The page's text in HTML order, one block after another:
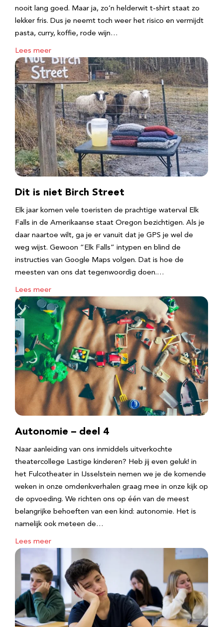
nooit lang goed. Maar ja, zo’n helderwit t-shirt staat zo
lekker fris. Dus je neemt toch weer het risico en vermijdt
pasta, curry, koffie, rode wijn…
Lees meer
Dit is niet Birch Street
Elk jaar komen vele toeristen de prachtige waterval Elk
Falls in de Amerikaanse staat Oregon bezichtigen. Als je
daar naartoe wilt, ga je er vanuit dat je GPS je wel de
weg wijst. Gewoon “Elk Falls” intypen en blind de
instructies van Google Maps volgen. Dat is hoe de
meesten van ons dat tegenwoordig doen.…
Lees meer
Autonomie – deel 4
Naar aanleiding van ons inmiddels uitverkochte
theatercollege Lastige kinderen? Heb jij even geluk! in
het Fulcotheater in IJsselstein nemen we je de komende
weken in onze omdenkverhalen graag mee in onze kijk op
de opvoeding. We richten ons op één van de meest
belangrijke behoeften van een kind: autonomie. Het is
namelijk ook meteen de…
Lees meer